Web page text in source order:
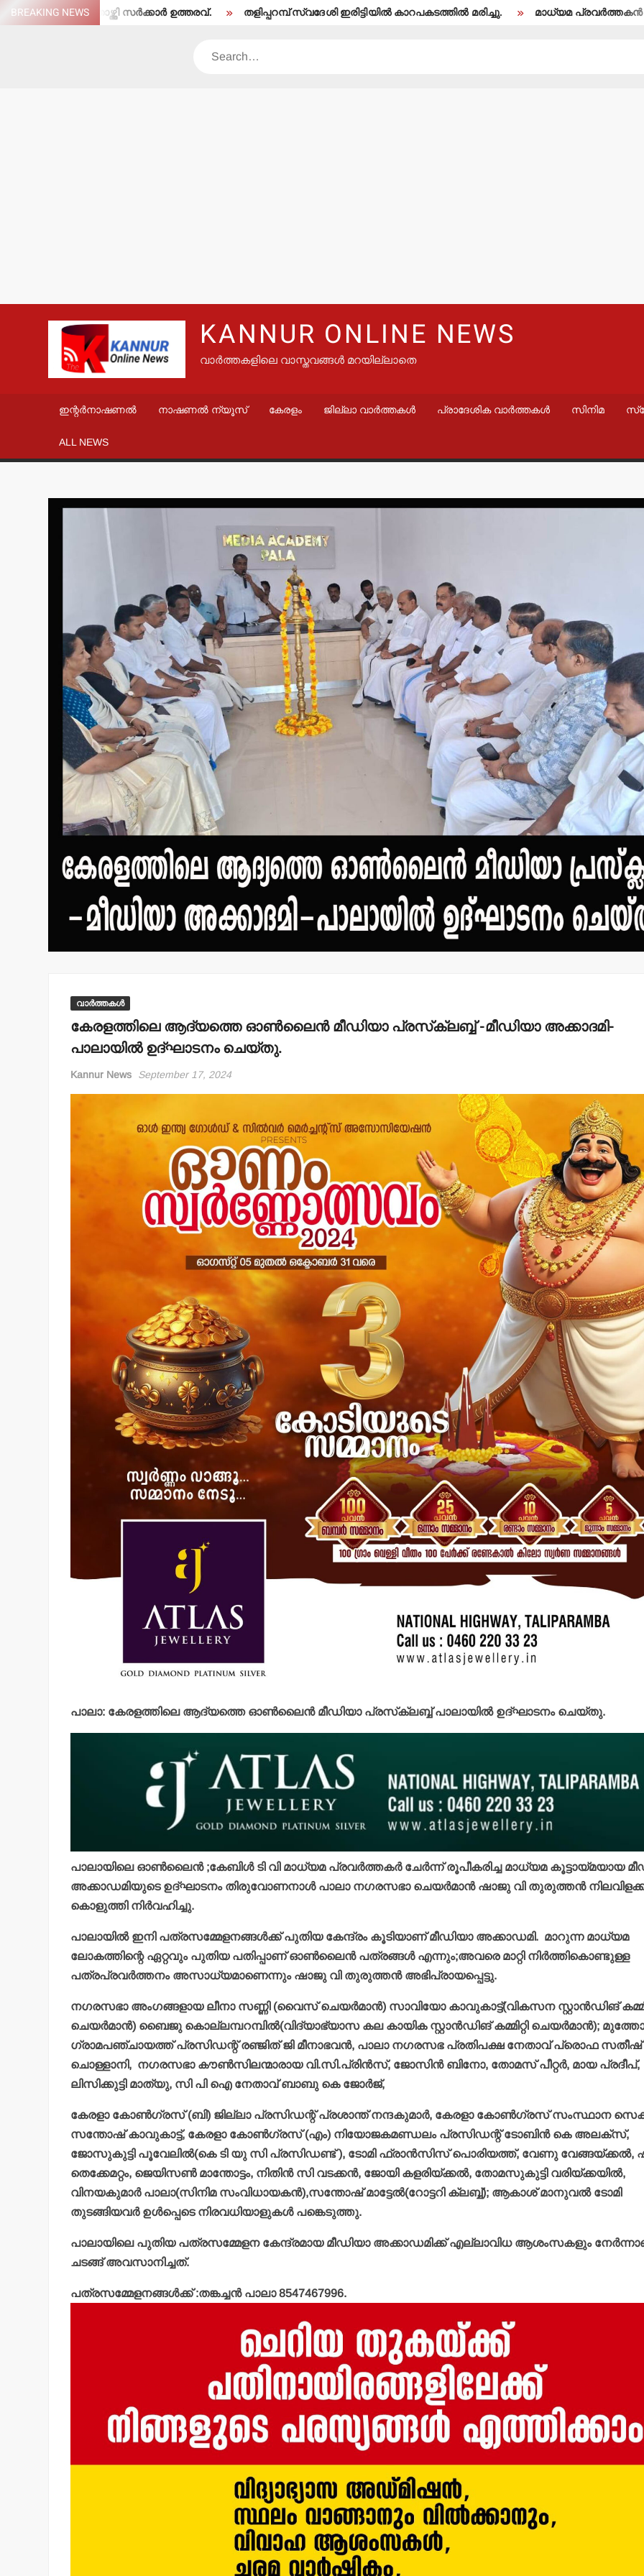
SkipBREAKING NEWS
തരംതാഴ്ത്തി സര്‍ക്കാര്‍ ഉത്തരവ്. തളിപ്പറമ്പ് സ്വദേശി ഇരിട്ടിയില്‍ കാറപകടത്തില്‍ മരിച്ചു. മാധ്യമ പ്രവര്‍ത്തകന്‍ ബി.എ.അലി
Search
KANNUR ONLINE NEWS
വാർത്തകളിലെ വാസ്തവങ്ങൾ മറയില്ലാതെ
ഇന്റർനാഷണൽ നാഷണൽ ന്യൂസ് കേരളം ജില്ലാ വാർത്തകൾ പ്രാദേശിക വാർത്തകൾ സിനിമ
ALL NEWS
വാർത്തകൾ
കേരളത്തിലെ ആദ്യത്തെ ഓണ്‍ലൈന്‍ മീഡിയാ പ്രസ്‌ക്ലബ്ബ് -മീഡിയാ അക്കാദമി-
പാലായില്‍ ഉദ്ഘാടനം ചെയ്തു.
Kannur News September 17, 2024
പാലാ: കേരളത്തിലെ ആദ്യത്തെ ഓണ്‍ലൈന്‍ മീഡിയാ പ്രസ്‌ക്ലബ്ബ് പാലായില്‍ ഉദ്ഘാടനം ചെയ്തു.
പാലായിലെ ഓണ്‍ലൈന്‍ ;കേബിള്‍ ടി വി മാധ്യമ പ്രവര്‍ത്തകര്‍ ചേര്‍ന്ന് രൂപീകരിച്ച മാധ്യമ കൂട്ടായ്മയായ
അക്കാഡമിയുടെ ഉദ്ഘാടനം തിരുവോണനാള്‍ പാലാ നഗരസഭാ ചെയര്‍മാന്‍ ഷാജു വി തുരുത്തന്‍
കൊളുത്തി നിര്‍വഹിച്ചു.
പാലായില്‍ ഇനി പത്രസമ്മേളനങ്ങള്‍ക്ക് പുതിയ കേന്ദ്രം കൂടിയാണ് മീഡിയാ അക്കാഡമി. മാറുന്ന മാധ്യമ
ലോകത്തിന്റെ ഏറ്റവും പുതിയ പതിപ്പാണ് ഓണ്‍ലൈന്‍ പത്രങ്ങള്‍ എന്നും;അവരെ മാറ്റി നിര്‍ത്തികൊണ്ടുള്ള
പത്രപ്രവര്‍ത്തനം അസാധ്യമാണെന്നും ഷാജു വി തുരുത്തന്‍ അഭിപ്രായപ്പെട്ടു.
നഗരസഭാ അംഗങ്ങളായ ലീനാ സണ്ണി (വൈസ് ചെയര്‍മാന്‍) സാവിയോ കാവുകാട്ട്(വികസന സ്റ്റാന്‍ഡിങ്
ചെയര്‍മാന്‍) ബൈജു കൊല്ലമ്പറമ്പില്‍(വിദ്യാഭ്യാസ കല കായിക സ്റ്റാന്‍ഡിങ് കമ്മിറ്റി ചെയര്‍മാന്‍);
ഗ്രാമപഞ്ചായത്ത് പ്രസിഡന്റ് രഞ്ജിത് ജി മീനാഭവന്‍, പാലാ നഗരസഭ പ്രതിപക്ഷ നേതാവ് പ്രൊഫ സതീഷ്
ചൊള്ളാനി, നഗരസഭാ കൗണ്‍സിലന്മാരായ വി.സി.പ്രിന്‍സ്, ജോസിന്‍ ബിനോ, തോമസ് പീറ്റര്‍, മായ പ്രദീപ്,
ലിസിക്കുട്ടി മാത്യു, സി പി ഐ നേതാവ് ബാബു കെ ജോര്‍ജ്,
കേരളാ കോണ്‍ഗ്രസ് (ബി) ജില്ലാ പ്രസിഡന്റ് പ്രശാന്ത് നന്ദകുമാര്‍, കേരളാ കോണ്‍ഗ്രസ് സംസ്ഥാന
സന്തോഷ് കാവുകാട്ട്, കേരളാ കോണ്‍ഗ്രസ് (എം) നിയോജകമണ്ഡലം പ്രസിഡന്റ് ടോബിന്‍ കെ അലക്‌സ്,
ജോസുകുട്ടി പൂവേലില്‍(കെ ടി യു സി പ്രസിഡണ്ട് ), ടോമി ഫ്രാന്‍സിസ് പൊരിയത്ത്, വേണു വേങ്ങയ്ക്കല്‍,
തെക്കേമറ്റം, ജെയിസണ്‍ മാന്തോട്ടം, നിതിന്‍ സി വടക്കന്‍, ജോയി കളരിയ്ക്കല്‍, തോമസുകുട്ടി വരിയ്ക്കയില്‍,
വിനയകുമാര്‍ പാലാ(സിനിമ സംവിധായകന്‍),സന്തോഷ് മാട്ടേല്‍(റോട്ടറി ക്ലബ്ബ്); ആകാശ് മാനുവല്‍ ടോമി
തുടങ്ങിയവര്‍ ഉള്‍പ്പെടെ നിരവധിയാളുകള്‍ പങ്കെടുത്തു.
പാലായിലെ പുതിയ പത്രസമ്മേളന കേന്ദ്രമായ മീഡിയാ അക്കാഡമിക്ക് എല്ലാവിധ ആശംസകളും
ചടങ്ങ് അവസാനിച്ചത്.
പത്രസമ്മേളനങ്ങള്‍ക്ക് :തങ്കച്ചന്‍ പാലാ 8547467996.
വാർത്തകൾ
മന്ത്രി അനൂപ് ജേക്കബ്
നാളെ
പാടിയോട്ടുചാലില്‍
മാവേലി സൂപ്പര്‍ സ്റ്റോര്‍
ഉദ്ഘാടനം ചെയ്യും.
admin3 August 6, 2026
വാർത്തകൾ
19 പേരെ
സര്‍ക്കാര്‍
admin3